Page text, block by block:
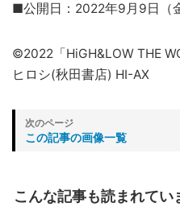
■公開日：2022年9月9日（
©2022「HiGH&LOW THE
ヒロシ(秋田書店) HI-AX
この記事の画像一覧
こんな記事も読まれてい